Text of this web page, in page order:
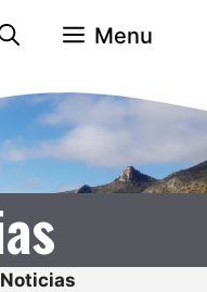
Menu
Noticias